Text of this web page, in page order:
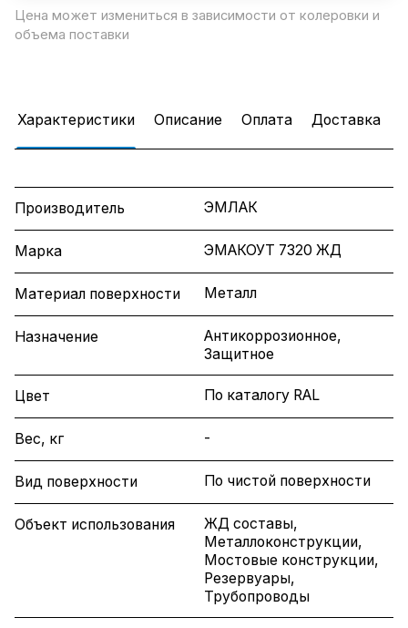
Цена может измениться в зависимости от колеровки и
объема поставки
Характеристики Описание Оплата Доставка
Производитель ЭМЛАК
Марка ЭМАКОУТ 7320 ЖД
Материал поверхности Металл
Назначение
Антикоррозионное,
Защитное
Цвет По каталогу RAL
Вес, кг -
Вид поверхности По чистой поверхности
Объект использования
ЖД составы,
Металлоконструкции,
Мостовые конструкции,
Резервуары,
Трубопроводы